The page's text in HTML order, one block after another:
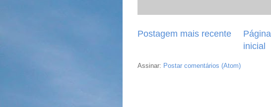
Postagem mais recente
Página
inicial
Assinar: Postar comentários (Atom)